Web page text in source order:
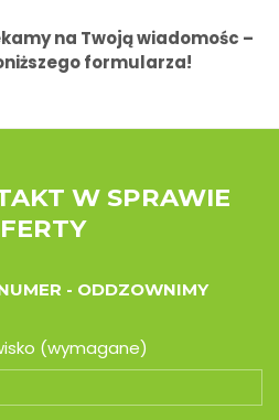
na Twoją wiadomośc –
formularza!
W SPRAWIE
- ODDZOWNIMY
(wymagane)